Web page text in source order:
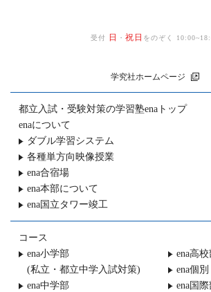
受付 日 ・ 祝日 をのぞく
学究社ホームページ
都立入試・受験対策の学習塾enaトップ
enaについて
ダブル学習システム
各種単方向映像授業
ena合宿場
ena本部について
ena国立タワー竣工
コース
ena小学部
(私立・都立中学入試対策)
ena中学部
ena高
ena個別
ena国